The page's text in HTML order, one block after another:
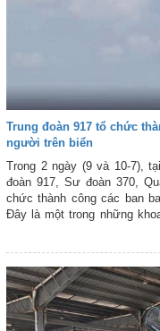
Trung đoàn 917 tổ chức
người trên biển
Trong 2 ngày (9 và 10-7),
đoàn 917, Sư đoàn 370,
chức thành công các ban
Đây là một trong những
cứu nạn. Trong quá trình
tuyệt đối về người và trang